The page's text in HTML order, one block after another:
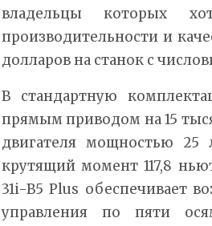
владельцы которых
производительности и
долларов на станок с
В стандартную
прямым приводом на 15
двигателя мощностью 25
крутящий момент 117,8
31i-B5 Plus обеспечивает
управления по пяти